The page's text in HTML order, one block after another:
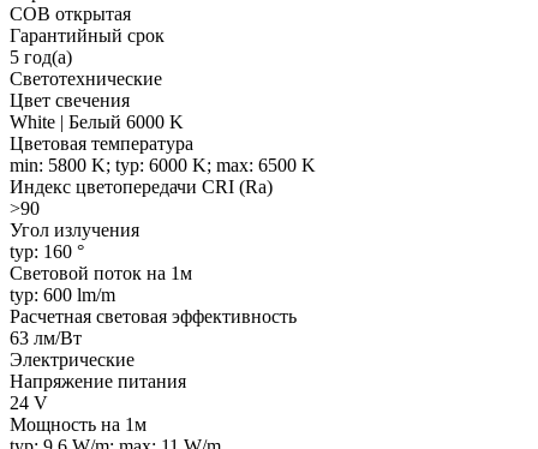
COB открытая
Гарантийный срок
5 год(а)
Светотехнические
Цвет свечения
White | Белый 6000 K
Цветовая температура
min: 5800 K; typ: 6000 K; max: 6500 K
Индекс цветопередачи CRI (Ra)
>90
Угол излучения
typ: 160 °
Световой поток на 1м
typ: 600 lm/m
Расчетная световая эффективность
63 лм/Вт
Электрические
Напряжение питания
24 V
Мощность на 1м